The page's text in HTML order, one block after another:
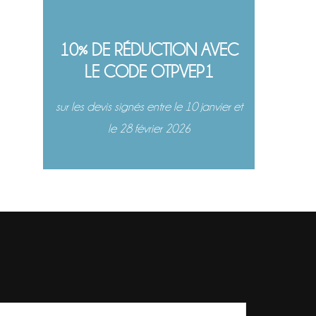
10% DE RÉDUCTION AVEC
LE CODE OTPVEP1
sur les devis signés entre le 10 janvier et
le 28 février 2026